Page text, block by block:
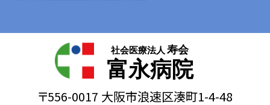
社会医療法人 寿会
富永病院
〒556-0017 大阪市浪速区湊町1-4-48